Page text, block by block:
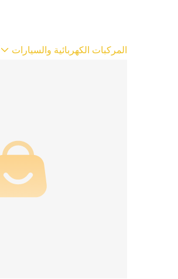
المركبات الكهربائية والسيارات